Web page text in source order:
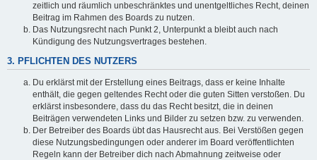
zeitlich und räumlich unbeschränktes und unentgeltliches Recht, deinen
Beitrag im Rahmen des Boards zu nutzen.
Das Nutzungsrecht nach Punkt 2, Unterpunkt a bleibt auch nach
Kündigung des Nutzungsvertrages bestehen.
3. PFLICHTEN DES NUTZERS
Du erklärst mit der Erstellung eines Beitrags, dass er keine Inhalte
enthält, die gegen geltendes Recht oder die guten Sitten verstoßen. Du
erklärst insbesondere, dass du das Recht besitzt, die in deinen
Beiträgen verwendeten Links und Bilder zu setzen bzw. zu verwenden.
Der Betreiber des Boards übt das Hausrecht aus. Bei Verstößen gegen
diese Nutzungsbedingungen oder anderer im Board veröffentlichten
Regeln kann der Betreiber dich nach Abmahnung zeitweise oder